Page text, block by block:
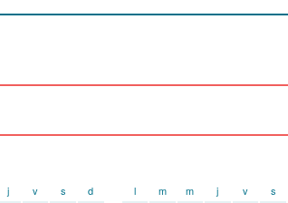
j v s d l m m j v s